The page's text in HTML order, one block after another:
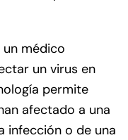
médico
un virus en
permite
afectado a una
infección o de una